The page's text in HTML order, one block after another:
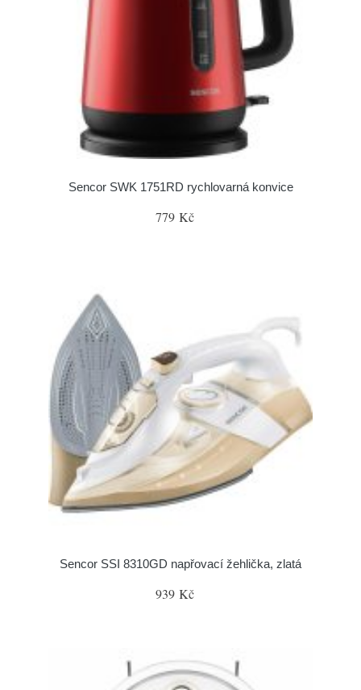
Sencor SWK 1751RD rychlovarná konvice
779 Kč
Sencor SSI 8310GD napřovací žehlička, zlatá
939 Kč